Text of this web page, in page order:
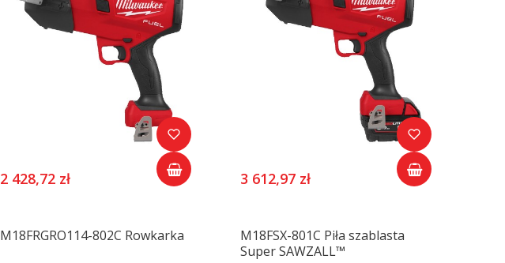
2 428,72 zł 3 612,97 zł
M18FRGRO114-802C Rowkarka
M18FSX-801C Piła szablasta
Super SAWZALL™